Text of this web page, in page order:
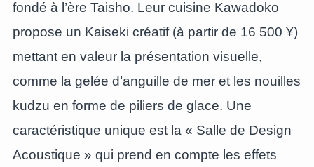
fondé à l’ère Taisho. Leur cuisine Kawadoko
propose un Kaiseki créatif (à partir de 16 500 ¥)
mettant en valeur la présentation visuelle,
comme la gelée d’anguille de mer et les nouilles
kudzu en forme de piliers de glace. Une
caractéristique unique est la « Salle de Design
Acoustique » qui prend en compte les effets